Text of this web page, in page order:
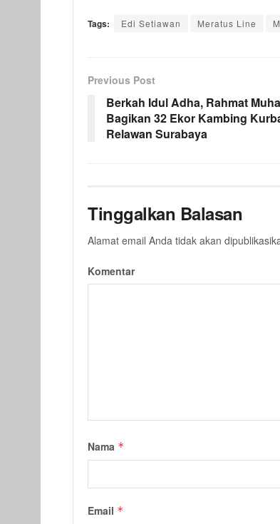
Tags: Edi Setiawan Meratus Line
Previous Post
Berkah Idul Adha, Rahmat
Bagikan 32 Ekor Kambing
Relawan Surabaya
Tinggalkan Balasan
Alamat email Anda tidak akan
Komentar
Nama *
Email *